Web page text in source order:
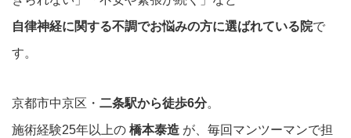
自律神経に関する不調でお悩みの方に選ばれている院で
す。
京都市中京区・ 二条駅から徒歩6分。
施術経験25年以上の 橋本泰造 が、毎回マンツーマンで担